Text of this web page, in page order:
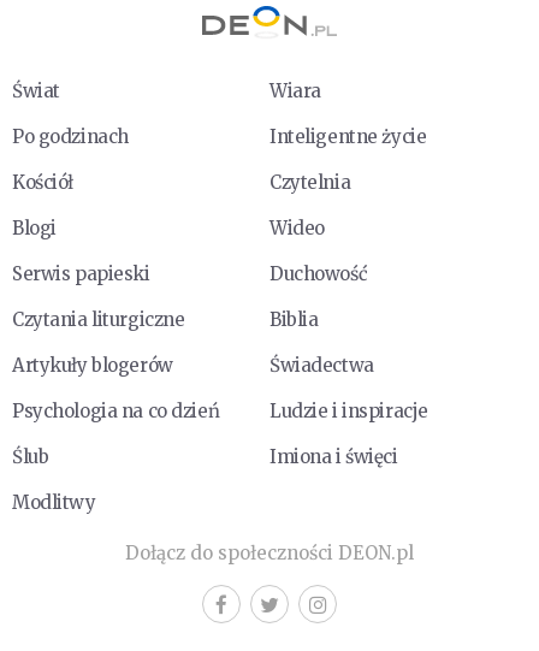
Świat
Wiara
Po godzinach
Inteligentne życie
Kościół
Czytelnia
Blogi
Wideo
Serwis papieski
Duchowość
Czytania liturgiczne
Biblia
Artykuły blogerów
Świadectwa
Psychologia na co dzień
Ludzie i inspiracje
Ślub
Imiona i święci
Modlitwy
Dołącz do społeczności DEON.pl